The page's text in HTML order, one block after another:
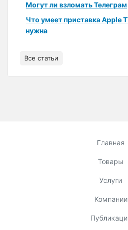
Могут ли взломать Телеграм
Что умеет приставка Apple
нужна
Все статьи
Главная
Товары
Услуги
Компании